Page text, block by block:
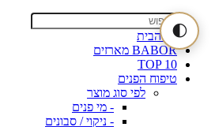
🌓דף הבית
BABOR מארזים
TOP 10
טיפוח הפנים
לפי סוג מוצר
- מי פנים
- ניקוי / סבונים